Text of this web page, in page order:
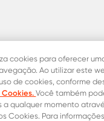
cookies para oferecer
Ao utilizar este
de cookies, conforme
Cookies.Você também
a qualquer momento
Cookies. Para